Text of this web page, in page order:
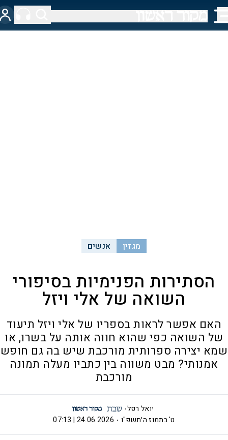
מגזין אנשים
הסתירות הפנימיות בסיפורי
השואה של אלי ויזל
האם אפשר לראות בספריו של אלי ויזל תיעוד
של השואה כפי שהוא חווה אותה על בשרו, או
שמא יצירה ספרותית מורכבת שיש בה גם חופש
אמנותי? מבט משווה בין כתביו מעלה תמונה
מורכבת
יואל רפל
ט' בתמוז ה׳תשפ"ו
24.06.2026 | 07:13